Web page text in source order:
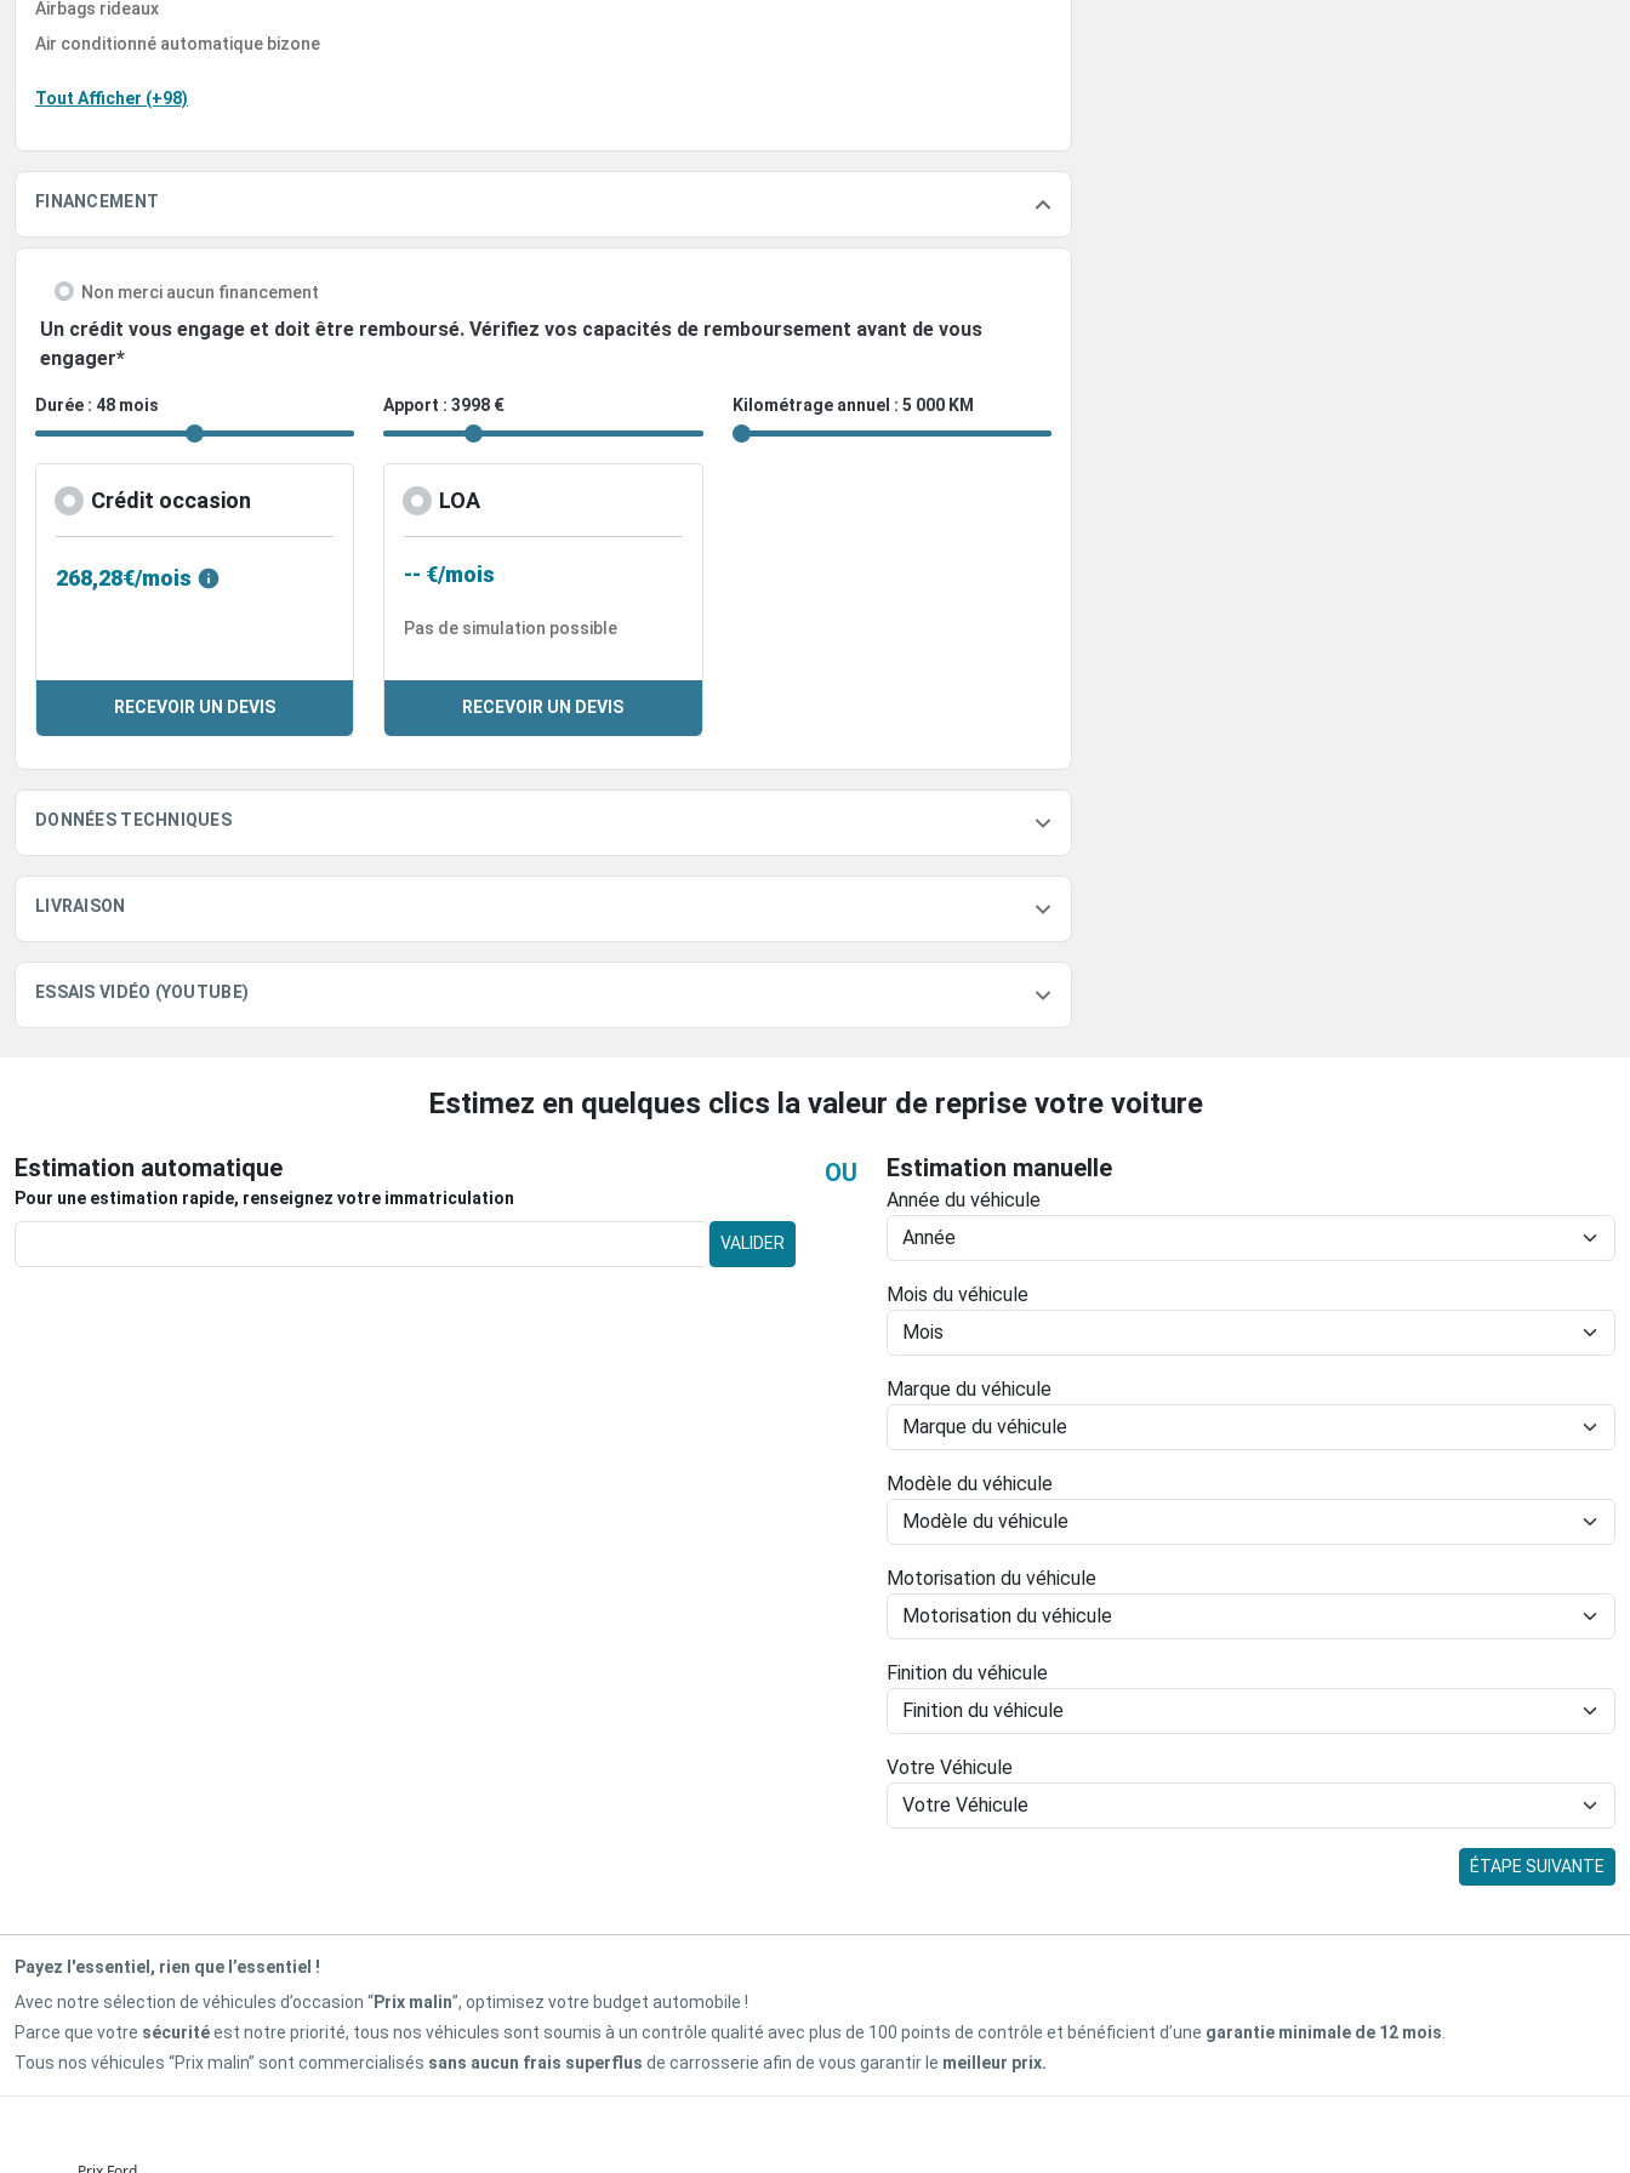
Airbags rideaux
Air conditionné automatique bizone
Tout Afficher (+98)
FINANCEMENT
Non merci aucun financement
Un crédit vous engage et doit être remboursé. Vérifiez vos capacités de remboursement avant de vous
engager*
Durée : 48 mois Apport : 3998 € Kilométrage annuel : 5 000 KM
Crédit occasion
268,28€/mois
RECEVOIR UN DEVIS
LOA
-- €/mois
Pas de simulation possible
RECEVOIR UN DEVIS
DONNÉES TECHNIQUES
LIVRAISON
ESSAIS VIDÉO (YOUTUBE)
Estimez en quelques clics la valeur de reprise votre voiture
Estimation automatique
Pour une estimation rapide, renseignez votre immatriculation
VALIDER
OU Estimation manuelle
Année du véhicule
Mois du véhicule
Marque du véhicule
Modèle du véhicule
Motorisation du véhicule
Finition du véhicule
Votre Véhicule
ÉTAPE SUIVANTE
Payez l'essentiel, rien que l’essentiel !
Avec notre sélection de véhicules d’occasion “Prix malin”, optimisez votre budget automobile !
Parce que votre sécuritéest notre priorité, tous nos véhicules sont soumis à un contrôle qualité avec plus de 100 points de contrôle et bénéficient d’une garantie minimale de 12 mois
Tous nos véhicules “Prix malin” sont commercialisés sans aucun frais superflus de carrosserie afin de vous garantir le meilleur prix.